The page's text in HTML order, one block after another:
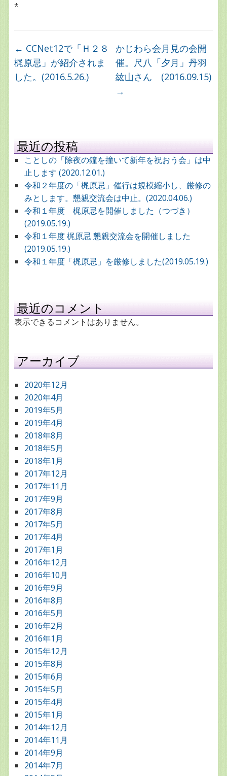
最近の投稿
ことしの「除夜の鐘を撞いて新年を祝おう会」は中
止します (2020.12.01.)
令和２年度の「梶原忌」催行は規模縮小し、厳修の
みとします。懇親交流会は中止。(2020.04.06.)
令和１年度 梶原忌を開催しました（つづき）
(2019.05.19.)
令和１年度 梶原忌 懇親交流会を開催しました
(2019.05.19.)
令和１年度「梶原忌」を厳修しました(2019.05.19.)
最近のコメント
表示できるコメントはありません。
アーカイブ
2020年12月
2020年4月
2019年5月
2019年4月
2018年8月
2018年5月
2018年1月
2017年12月
2017年11月
2017年9月
2017年8月
2017年5月
2017年4月
2017年1月
2016年12月
2016年10月
2016年9月
2016年8月
2016年5月
2016年2月
2016年1月
2015年12月
2015年8月
2015年6月
2015年5月
2015年4月
2015年1月
2014年12月
2014年11月
2014年9月
2014年7月
*
← CCNet12で「Ｈ２８
梶原忌」が紹介されま
した。(2016.5.26.)
かじわら会月見の会開
催。尺八「夕月」丹羽
紘山さん (2016.09.15)
→